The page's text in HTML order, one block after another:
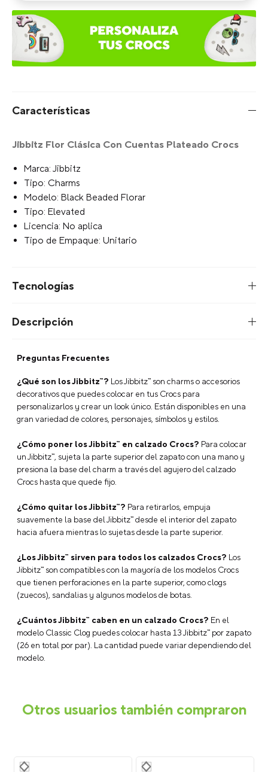
Características
Jibbitz Flor Clásica Con Cuentas Plateado Crocs
Marca: Jibbitz
Tipo: Charms
Modelo: Black Beaded Florar
Tipo: Elevated
Licencia: No aplica
Tipo de Empaque: Unitario
Tecnologías
Descripción
Preguntas Frecuentes
¿Qué son los Jibbitz™? Los Jibbitz™ son charms o accesorios
decorativos que puedes colocar en tus Crocs para
personalizarlos y crear un look único. Están disponibles en una
gran variedad de colores, personajes, símbolos y estilos.
¿Cómo poner los Jibbitz™ en calzado Crocs? Para colocar
un Jibbitz™, sujeta la parte superior del zapato con una mano y
presiona la base del charm a través del agujero del calzado
Crocs hasta que quede fijo.
¿Cómo quitar los Jibbitz™? Para retirarlos, empuja
suavemente la base del Jibbitz™ desde el interior del zapato
hacia afuera mientras lo sujetas desde la parte superior.
¿Los Jibbitz™ sirven para todos los calzados Crocs? Los
Jibbitz™ son compatibles con la mayoría de los modelos Crocs
que tienen perforaciones en la parte superior, como clogs
(zuecos), sandalias y algunos modelos de botas.
¿Cuántos Jibbitz™ caben en un calzado Crocs? En el
modelo Classic Clog puedes colocar hasta 13 Jibbitz™ por zapato
(26 en total por par). La cantidad puede variar dependiendo del
modelo.
Otros usuarios también compraron